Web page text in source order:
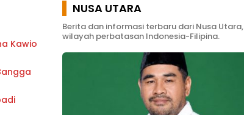
Kawio
NUSA UTARA
Berita dan informasi terbaru dari Nusa Utara,
wilayah perbatasan Indonesia-Filipina.